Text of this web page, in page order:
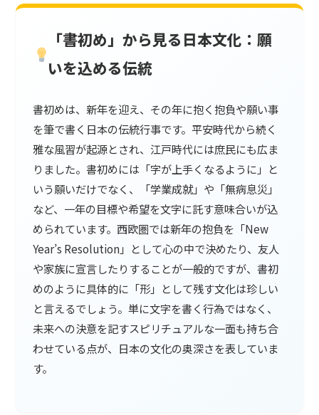
「書初め」から見る日本文化：願
いを込める伝統
書初めは、新年を迎え、その年に抱く抱負や願い事
を筆で書く日本の伝統行事です。平安時代から続く
雅な風習が起源とされ、江戸時代には庶民にも広ま
りました。書初めには「字が上手くなるように」と
いう願いだけでなく、「学業成就」や「無病息災」
など、一年の目標や希望を文字に託す意味合いが込
められています。西欧圏では新年の抱負を「New
Year’s Resolution」として心の中で決めたり、友人
や家族に宣言したりすることが一般的ですが、書初
めのように具体的に「形」として残す文化は珍しい
と言えるでしょう。単に文字を書く行為ではなく、
未来への決意を記すスピリチュアルな一面も持ち合
わせている点が、日本の文化の奥深さを表していま
す。